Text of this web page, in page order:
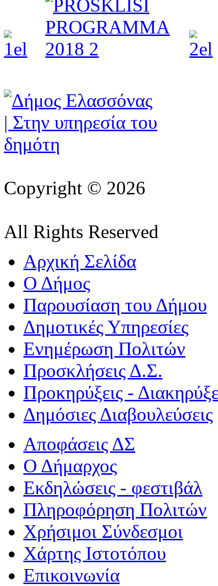
Copyright © 2026
All Rights Reserved
Αρχική Σελίδα
Ο Δήμος
Παρουσίαση του Δήμου
Δημοτικές Υπηρεσίες
Ενημέρωση Πολιτών
Προσκλήσεις Δ.Σ.
Προκηρύξεις -
Δημόσιες Διαβουλεύσεις
Αποφάσεις ΔΣ
Ο Δήμαρχος
Εκδηλώσεις - φεστιβάλ
Πληροφόρηση Πολιτών
Χρήσιμοι Σύνδεσμοι
Χάρτης Ιστοτόπου
Επικοινωνία